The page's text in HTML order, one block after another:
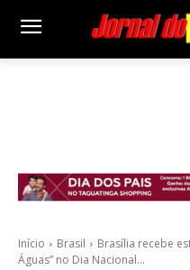
Início Brasil
Brasília recebe
Águas” no Dia Nacional...